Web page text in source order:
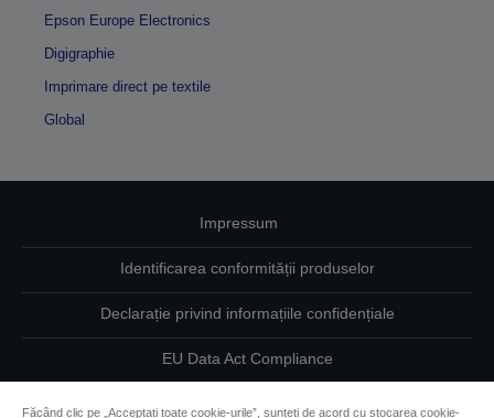
Epson Europe Electronics
Digigraphie
Imprimare direct pe textile
Global
Impressum
Identificarea conformității produselor
Declarație privind informațiile confidențiale
EU Data Act Compliance
Făcând clic pe „Acceptați toate cookie-urile”, sunteți de acord cu stocarea cookie-